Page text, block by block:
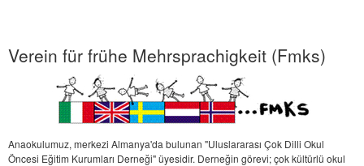
Verein für frühe Mehrsprachigkeit (Fmks)
Anaokulumuz, merkezi Almanya'da bulunan "Uluslararası Çok Dilli Okul
Öncesi Eğitim Kurumları Derneği" üyesidir. Derneğin görevi; çok kültürlü okul